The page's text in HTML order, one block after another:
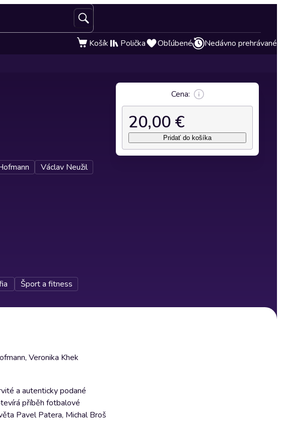
Košík Polička Obľúbené Nedávno prehrávané
Václav Neužil
Šport a fitness
Veronika Khek
a autenticky podané
příběh fotbalové
Pavel Patera, Michal Broš
Cena:
20,00 €
Pridať do košíka